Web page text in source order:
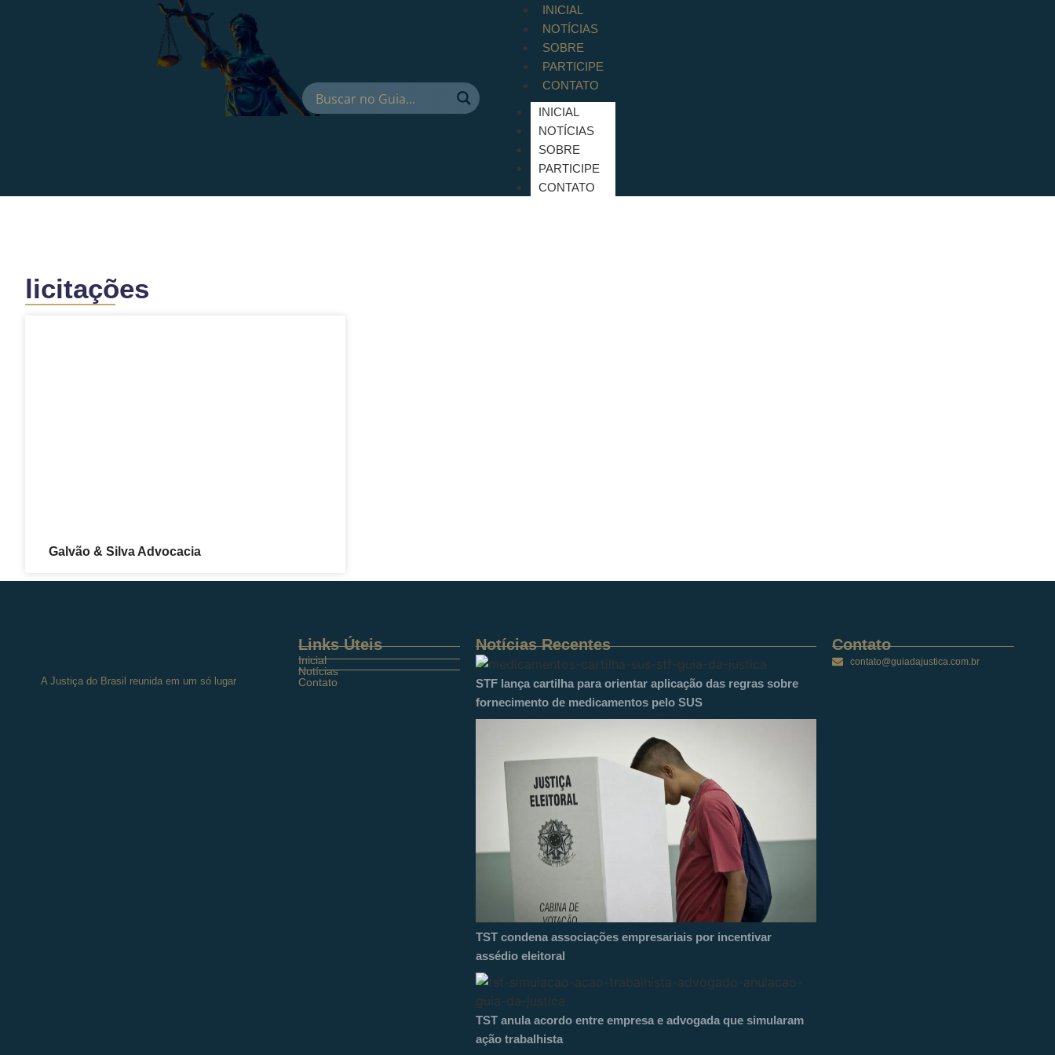
INICIAL
NOTÍCIAS
SOBRE
PARTICIPE
CONTATO
INICIAL
NOTÍCIAS
SOBRE
PARTICIPE
CONTATO
licitações
Galvão & Silva Advocacia
A Justiça do Brasil reunida em um só lugar
Links Úteis
Inicial
Notícias
Contato
Notícias Recentes
STF lança cartilha para orientar aplicação das regras sobre
fornecimento de medicamentos pelo SUS
TST condena associações empresariais por incentivar
assédio eleitoral
TST anula acordo entre empresa e advogada que simularam
ação trabalhista
Contato
contato@guiadajustica.com.br